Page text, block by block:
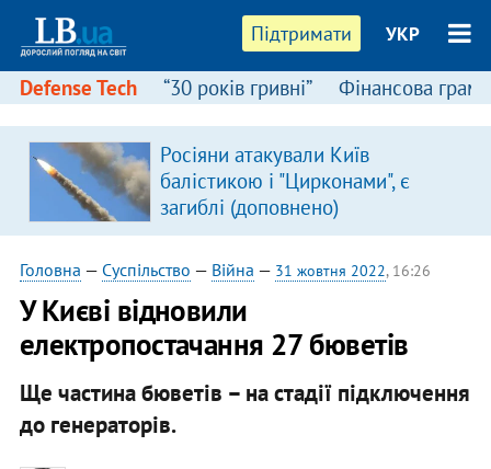
Підтримати УКР
Defense Tech “30 років гривні” Фінансова
Росіяни атакували Київ
балістикою і "Цирконами", є
загиблі (доповнено)
Головна — Суспільство — Війна — 31 жовтня 2022, 16:26
У Києві відновили
електропостачання 27 бюветів
Ще частина бюветів – на стадії підключення
до генераторів.